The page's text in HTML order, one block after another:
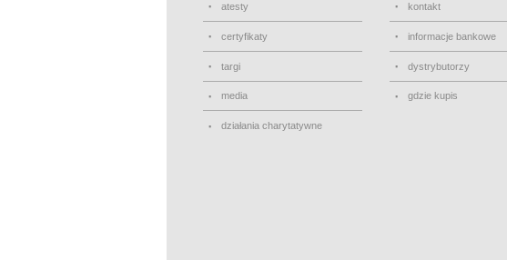
atesty
certyfikaty
targi
media
działania charytatywne
kontakt
informacje bankowe
dystrybutorzy
gdzie kupis